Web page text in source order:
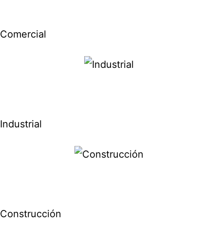
Comercial
Industrial
Construcción